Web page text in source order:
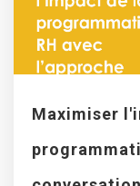
Maximiser